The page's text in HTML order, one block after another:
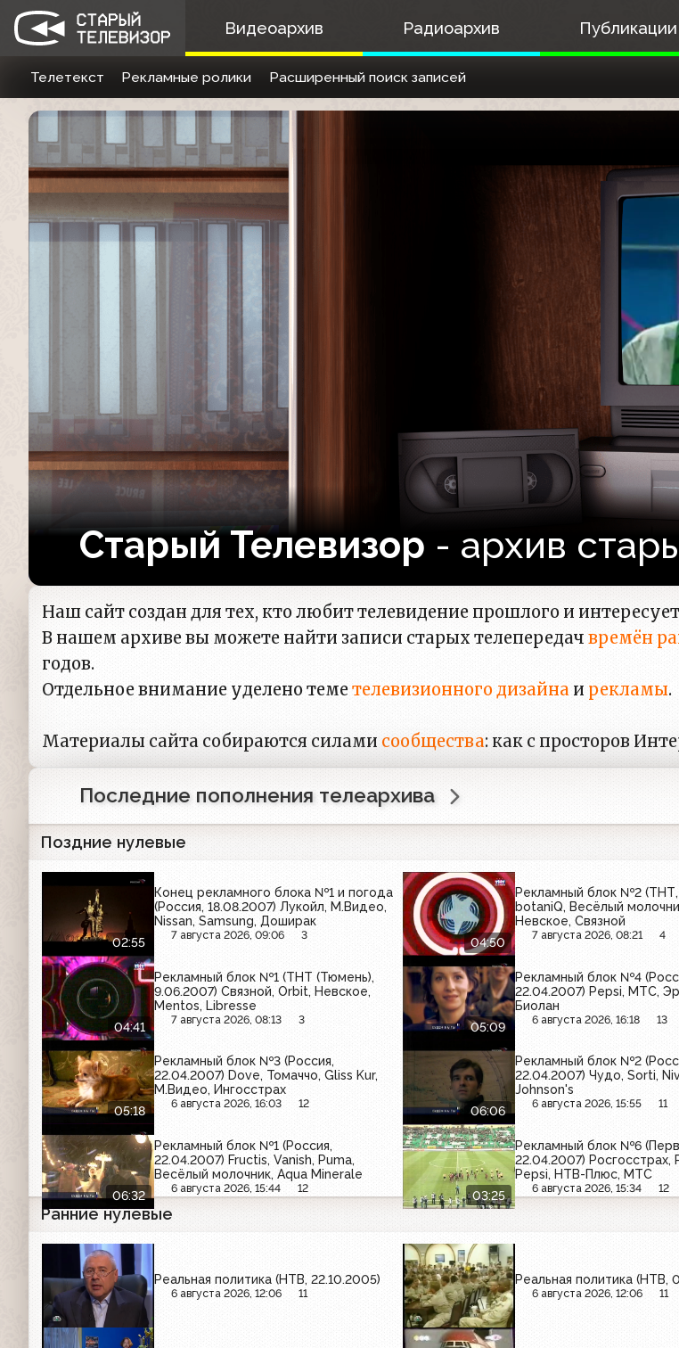
Видеоархив Радиоархив Публикации
Телетекст Рекламные ролики Расширенный поиск записей
Старый Телевизор - архив
Наш сайт создан для тех, кто любит телевидение прошлого и
В нашем архиве вы можете найти записи старых телепередач времён
годов.
Отдельное внимание уделено теметелевизионного дизайна и рекламы.
Материалы сайта собираются силами сообщества: как с просторов
Последние пополнения телеархива
Поздние нулевые
02:55
Конец рекламного блока №1 и погода
(Россия, 18.08.2007) Лукойл, М.Видео,
Nissan, Samsung, Доширак
7 августа 2026, 09:06 3
04:50
Рекламный блок №2 (ТНТ,
botaniQ, Весёлый
Невское, Связной
7 августа 2026, 08:21 4
04:41
Рекламный блок №1 (ТНТ (Тюмень),
9.06.2007) Связной, Orbit, Невское,
Mentos, Libresse
7 августа 2026, 08:13 3
05:09
Рекламный блок №4
22.04.2007) Pepsi, МТС,
Биолан
6 августа 2026, 16:18 13
05:18
Рекламный блок №3 (Россия,
22.04.2007) Dove, Томаччо, Gliss Kur,
М.Видео, Ингосстрах
6 августа 2026, 16:03 12
06:06
Рекламный блок №2
22.04.2007) Чудо, Sorti,
Johnson's
6 августа 2026, 15:55 11
06:32
Рекламный блок №1 (Россия,
22.04.2007) Fructis, Vanish, Puma,
Весёлый молочник, Aqua Minerale
6 августа 2026, 15:44 12
03:25
Рекламный блок №6
22.04.2007) Росгосстрах,
Pepsi, НТВ-Плюс, МТС
6 августа 2026, 15:34 12
Ранние нулевые
Реальная политика (НТВ, 22.10.2005)
6 августа 2026, 12:06 11
Реальная политика (НТВ,
6 августа 2026, 12:06 11